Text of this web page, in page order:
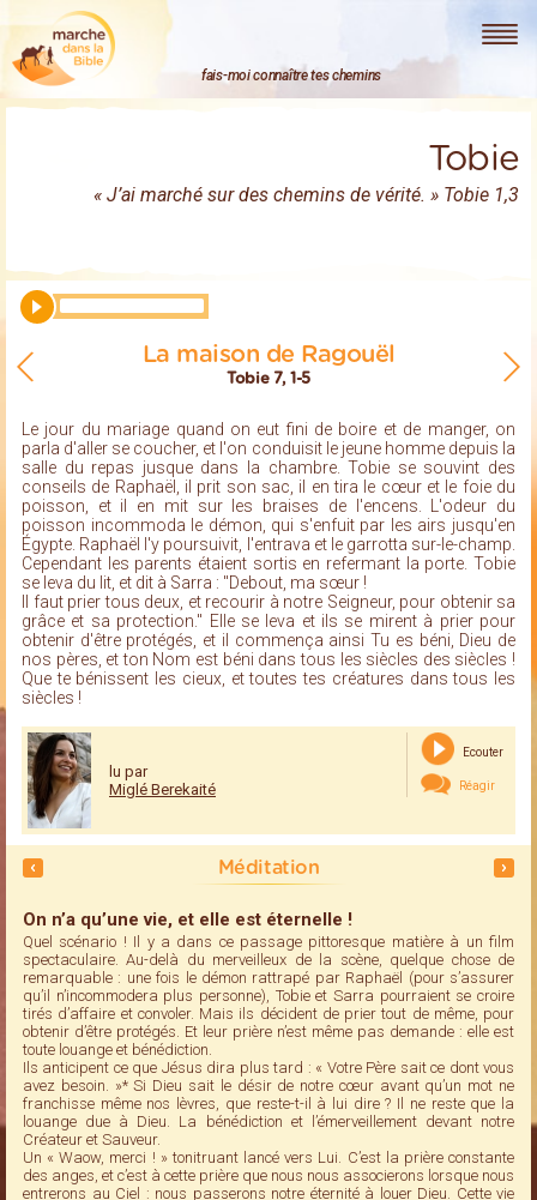
Marche dans la Bible
fais-moi connaître tes chemins
Tobie
« J’ai marché sur des chemins de vérité. » Tobie 1,3
La maison de Ragouël
Tobie 7, 1-5
Le jour du mariage quand on eut fini de boire et de manger, on
parla d'aller se coucher, et l'on conduisit le jeune homme depuis la
salle du repas jusque dans la chambre. Tobie se souvint des
conseils de Raphaël, il prit son sac, il en tira le cœur et le foie du
poisson, et il en mit sur les braises de l'encens. L'odeur du
poisson incommoda le démon, qui s'enfuit par les airs jusqu'en
Égypte. Raphaël l'y poursuivit, l'entrava et le garrotta sur-le-champ.
Cependant les parents étaient sortis en refermant la porte. Tobie
se leva du lit, et dit à Sarra : "Debout, ma sœur !
Il faut prier tous deux, et recourir à notre Seigneur, pour obtenir sa
grâce et sa protection." Elle se leva et ils se mirent à prier pour
obtenir d'être protégés, et il commença ainsi Tu es béni, Dieu de
nos pères, et ton Nom est béni dans tous les siècles des siècles !
Que te bénissent les cieux, et toutes tes créatures dans tous les
siècles !
lu par
Miglé Berekaité
Ecouter
Réagir
Méditation
On n’a qu’une vie, et elle est éternelle !
Quel scénario ! Il y a dans ce passage pittoresque matière à un film
spectaculaire. Au-delà du merveilleux de la scène, quelque chose de
remarquable : une fois le démon rattrapé par Raphaël (pour s’assurer
qu’il n’incommodera plus personne), Tobie et Sarra pourraient se croire
tirés d’affaire et convoler. Mais ils décident de prier tout de même, pour
obtenir d’être protégés. Et leur prière n’est même pas demande : elle est
toute louange et bénédiction.
Ils anticipent ce que Jésus dira plus tard : « Votre Père sait ce dont vous
avez besoin. »* Si Dieu sait le désir de notre cœur avant qu’un mot ne
franchisse même nos lèvres, que reste-t-il à lui dire ? Il ne reste que la
louange due à Dieu. La bénédiction et l’émerveillement devant notre
Créateur et Sauveur.
Un « Waow, merci ! » tonitruant lancé vers Lui. C’est la prière constante
des anges, et c’est à cette prière que nous nous associerons lorsque nous
entrerons au Ciel : nous passerons notre éternité à louer Dieu. Cette vie